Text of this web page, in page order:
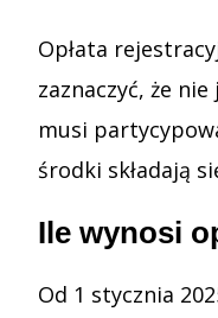
Opłata
zaznaczyć, że
musi
środki składają
Ile wynosi
Od 1 stycznia